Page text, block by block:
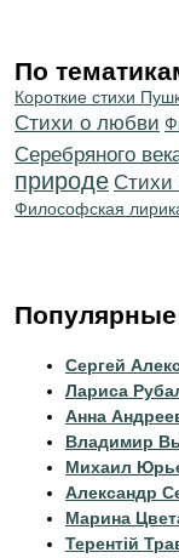
По
Короткие стихи
Стихи о любви
Серебряного
природе Cтихи
Философская
Сергей
Лариса
Анна
Владимир
Михаил
Александр
Марина
Терентiй